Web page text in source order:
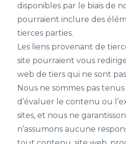
disponibles par le biais de
pourraient inclure des
tierces parties.
Les liens provenant de
site pourraient vous
web de tiers qui ne sont
Nous ne sommes pas
d’évaluer le contenu ou
sites, et nous ne
n’assumons aucune